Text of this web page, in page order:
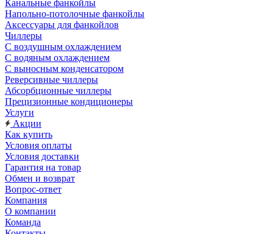
Канальные фанкойлы
Напольно-потолочные фанкойлы
Аксессуары для фанкойлов
Чиллеры
С воздушным охлаждением
С водяным охлаждением
С выносным конденсатором
Реверсивные чиллеры
Абсорбционные чиллеры
Прецизионные кондиционеры
Услуги
Акции
Как купить
Условия оплаты
Условия доставки
Гарантия на товар
Обмен и возврат
Вопрос-ответ
Компания
О компании
Команда